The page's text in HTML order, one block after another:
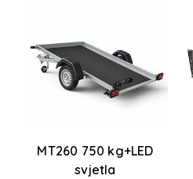
MT260 750 kg+LED
svjetla